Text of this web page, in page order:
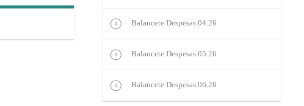
Balancete Despesas 04.26
Balancete Despesas 05.26
Balancete Despesas 06.26